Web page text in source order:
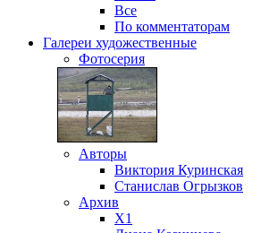
Все
По комментаторам
Галереи художественные
Фотосерия
Авторы
Виктория Куринская
Станислав Огрызков
Архив
X1